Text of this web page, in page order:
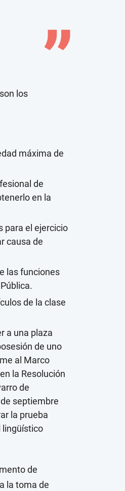
los
máxima de
de
en la
para el ejercicio
causa de
las funciones
de la clase
a una plaza
de uno
al Marco
la Resolución
de
septiembre
la prueba
lingüístico
de
la toma de